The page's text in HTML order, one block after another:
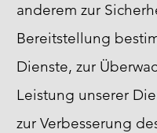
anderem zur
Bereitstellung
Dienste, zur
Leistung unserer
zur Verbesserung